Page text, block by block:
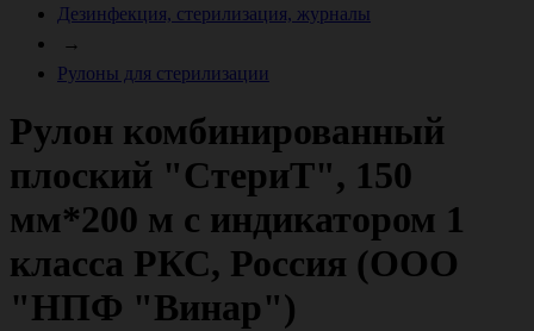
Дезинфекция, стерилизация, журналы
→
Рулоны для стерилизации
Рулон комбинированный
плоский "СтериТ", 150
мм*200 м с индикатором 1
класса РКС, Россия (ООО
"НПФ "Винар")